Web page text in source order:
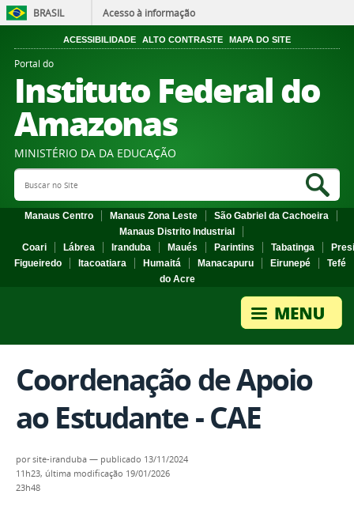
BRASIL Acesso à informação
ACESSIBILIDADE ALTO CONTRASTE MAPA DO SITE
Portal do
Instituto Federal do
Amazonas
MINISTÉRIO DA DA EDUCAÇÃO
Search Site
Manaus Centro Manaus Zona Leste
São Gabriel da Cachoeira
Manaus Distrito Industrial
Coari
Lábrea Iranduba Maués Parintins Tabatinga
Figueiredo
Itacoatiara Humaitá Manacapuru Eirunepé
Tefé
do Acre
Coordenação de Apoio
ao Estudante - CAE
porsite-iranduba — publicado 13/11/2024
11h23, última modificação 19/01/2026
23h48